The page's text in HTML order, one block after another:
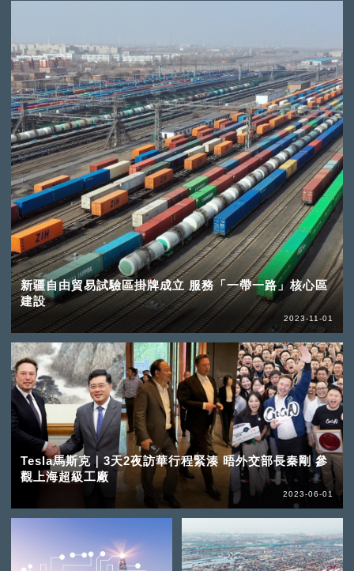
新疆自由貿易試驗區掛牌成立 服務「一帶一路」核心區
建設
2023-11-01
Tesla馬斯克｜3天2夜訪華行程緊湊 晤外交部長秦剛 參
觀上海超級工廠
2023-06-01